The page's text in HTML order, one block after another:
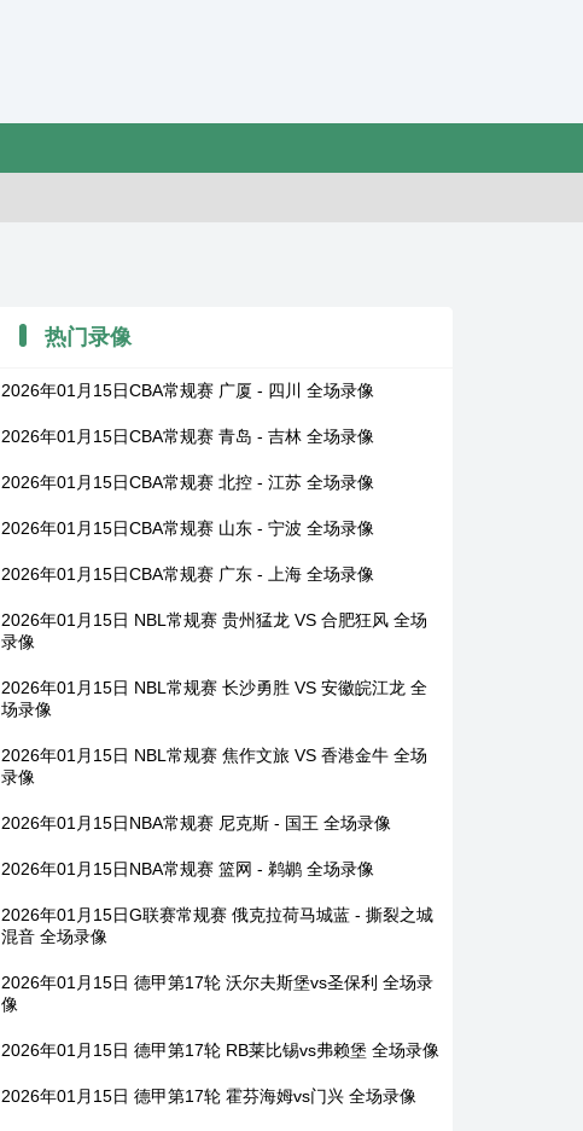
热门录像
2026年01月15日CBA常规赛 广厦 - 四川 全场录像
2026年01月15日CBA常规赛 青岛 - 吉林 全场录像
2026年01月15日CBA常规赛 北控 - 江苏 全场录像
2026年01月15日CBA常规赛 山东 - 宁波 全场录像
2026年01月15日CBA常规赛 广东 - 上海 全场录像
2026年01月15日 NBL常规赛 贵州猛龙 VS 合肥狂风 全场
录像
2026年01月15日 NBL常规赛 长沙勇胜 VS 安徽皖江龙 全
场录像
2026年01月15日 NBL常规赛 焦作文旅 VS 香港金牛 全场
录像
2026年01月15日NBA常规赛 尼克斯 - 国王 全场录像
2026年01月15日NBA常规赛 篮网 - 鹈鹕 全场录像
2026年01月15日G联赛常规赛 俄克拉荷马城蓝 - 撕裂之城
混音 全场录像
2026年01月15日 德甲第17轮 沃尔夫斯堡vs圣保利 全场录
像
2026年01月15日 德甲第17轮 RB莱比锡vs弗赖堡 全场录像
2026年01月15日 德甲第17轮 霍芬海姆vs门兴 全场录像